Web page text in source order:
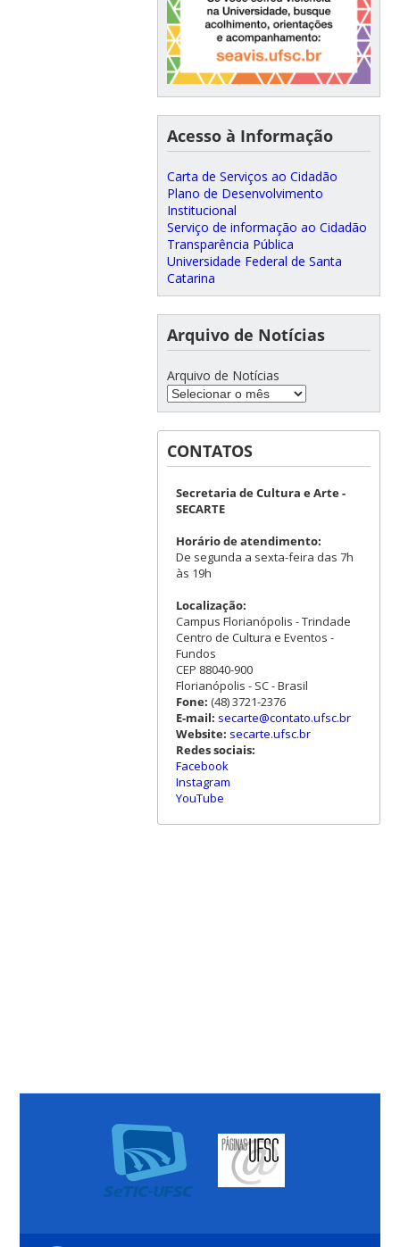
Acesso à Informação
Carta de Serviços ao Cidadão
Plano de Desenvolvimento
Institucional
Serviço de informação ao Cidadão
Transparência Pública
Universidade Federal de Santa
Catarina
Arquivo de Notícias
Arquivo de Notícias
CONTATOS
Secretaria de Cultura e Arte -
SECARTE
Horário de atendimento:
De segunda a sexta-feira das 7h
às 19h
Localização:
Campus Florianópolis - Trindade
Centro de Cultura e Eventos -
Fundos
CEP 88040-900
Florianópolis - SC - Brasil
Fone: (48) 3721-2376
E-mail: secarte@contato.ufsc.br
Website: secarte.ufsc.br
Redes sociais:
Facebook
Instagram
YouTube